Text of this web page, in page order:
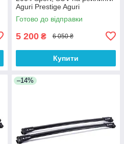
Aguri Prestige Aguri
Готово до відправки
5 200 ₴ 6 050 ₴
Купити
–14%